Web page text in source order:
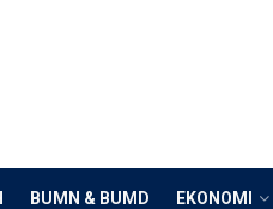
BUMN & BUMD EKONOMI